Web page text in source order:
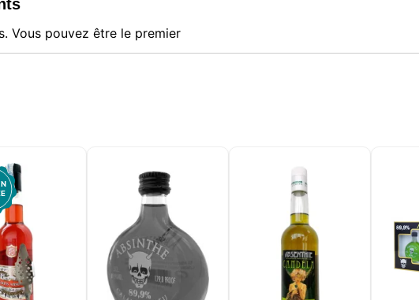
Vous pouvez être le premier